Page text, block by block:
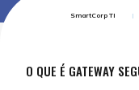
SmartCorp TI
O QUE É GATEWAY